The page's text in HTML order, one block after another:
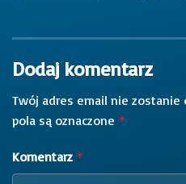
Dodaj komentarz
Twój adres email nie zostanie
pola są oznaczone *
Komentarz *